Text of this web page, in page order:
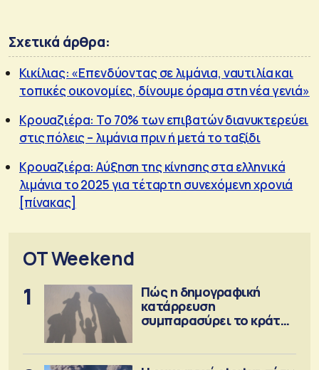
Σχετικά άρθρα:
Κικίλιας: «Επενδύοντας σε λιμάνια, ναυτιλία και
τοπικές οικονομίες, δίνουμε όραμα στη νέα γενιά»
Κρουαζιέρα: Το 70% των επιβατών διανυκτερεύει
στις πόλεις – λιμάνια πριν ή μετά το ταξίδι
Κρουαζιέρα: Αύξηση της κίνησης στα ελληνικά
λιμάνια το 2025 για τέταρτη συνεχόμενη χρονιά
[πίνακας]
OT Weekend
1
Πώς η δημογραφική
κατάρρευση
συμπαρασύρει το κράτος